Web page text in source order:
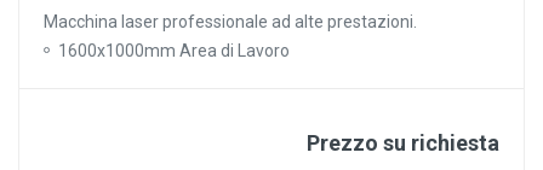
Macchina laser professionale ad alte prestazioni.
1600x1000mm Area di Lavoro
Prezzo su richiesta